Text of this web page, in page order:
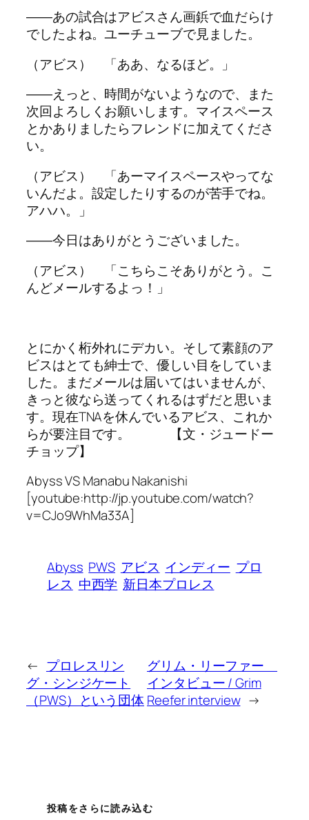
――あの試合はアビスさん画鋲で血だらけ
でしたよね。ユーチューブで見ました。
（アビス） 「ああ、なるほど。」
――えっと、時間がないようなので、また
次回よろしくお願いします。マイスペース
とかありましたらフレンドに加えてくださ
い。
（アビス） 「あーマイスペースやってな
いんだよ。設定したりするのが苦手でね。
アハハ。」
――今日はありがとうございました。
（アビス） 「こちらこそありがとう。こ
んどメールするよっ！」
とにかく桁外れにデカい。そして素顔のア
ビスはとても紳士で、優しい目をしていま
した。まだメールは届いてはいませんが、
きっと彼なら送ってくれるはずだと思いま
す。現在TNAを休んでいるアビス、これか
らが要注目です。 【文・ジュードー
チョップ】
Abyss VS Manabu Nakanishi
[youtube:http://jp.youtube.com/watch?
v=CJo9WhMa33A]
Abyss PWS アビス インディー プロ
レス 中西学 新日本プロレス
← プロレスリン
グ・シンジケート
（PWS）という団体
グリム・リーファー
インタビュー / Grim
Reefer interview →
投稿をさらに読み込む